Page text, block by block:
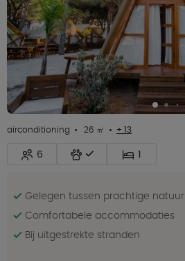
airconditioning 26 ㎡ + 13
6 1
Gelegen tussen prachtige natuur
Comfortabele accommodaties
Bij uitgestrekte stranden